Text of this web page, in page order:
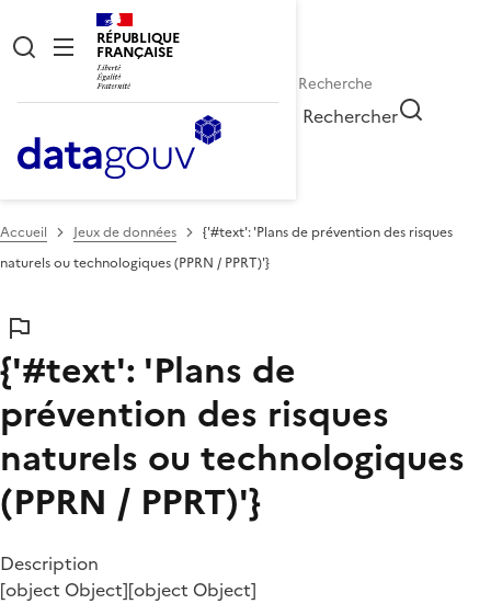
RÉPUBLIQUE
FRANÇAISE
Rechercher
Accueil Jeux de données
{'#text': 'Plans de prévention des risques
naturels ou technologiques (PPRN / PPRT)'}
{'#text': 'Plans de
prévention des risques
naturels ou technologiques
(PPRN / PPRT)'}
Description
[object Object][object Object]